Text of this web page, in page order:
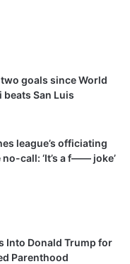
goals since World
beats San Luis
league’s officiating
call: ‘It’s a f—— joke’
Into Donald Trump for
Parenthood